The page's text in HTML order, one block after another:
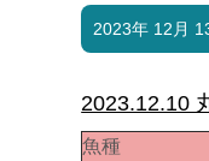
2023年 12月
2023.12.10
魚種